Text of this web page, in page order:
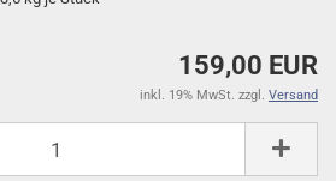
159,00 EUR
inkl. 19% MwSt. zzgl. Versand